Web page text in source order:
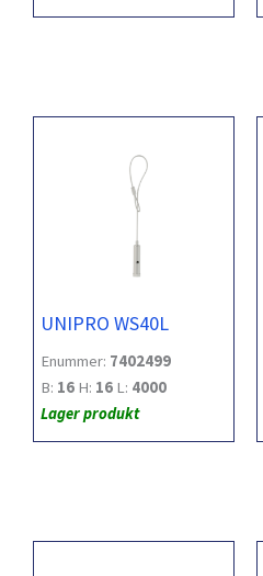
UNIPRO WS40L
Enummer: 7402499
B: 16 H: 16 L: 4000
Lager produkt